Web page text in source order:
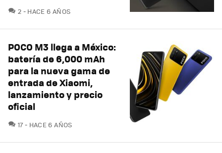
2 COMENTARIOS
HACE 6 AÑOS
POCO M3 llega a México:
batería de 6,000 mAh
para la nueva gama de
entrada de Xiaomi,
lanzamiento y precio
oficial
17COMENTARIOS
HACE 6 AÑOS